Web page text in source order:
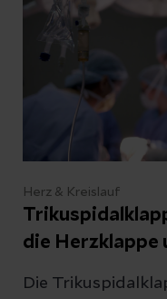
Herz & Kreislauf
die Herzklappe
Die